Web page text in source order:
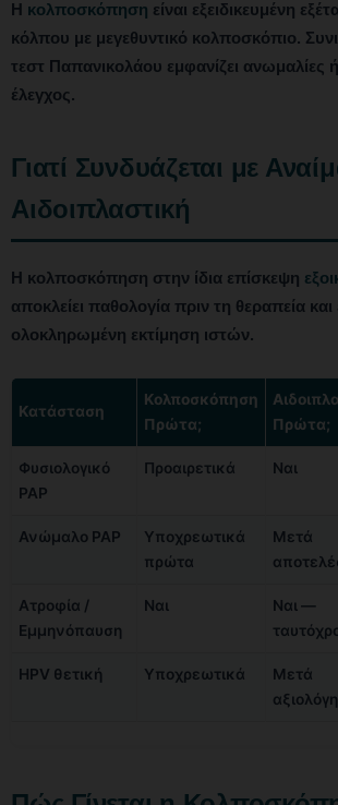
Η κολποσκόπηση είναι εξειδικευμένη
κόλπου με μεγεθυντικό κολποσκόπιο.
τεστ Παπανικολάου εμφανίζει ανωμαλίες
έλεγχος.
Γιατί Συνδυάζεται με
Αιδοιπλαστική
Η κολποσκόπηση στην ίδια επίσκεψη
αποκλείει παθολογία πριν τη θεραπεία και
ολοκληρωμένη εκτίμηση ιστών.
Κατάσταση
Κολποσκόπηση
Πρώτα;
Πρώτα;
Φυσιολογικό
PAP
Προαιρετικά Ναι
Ανώμαλο PAP
Υποχρεωτικά
πρώτα
Μετά
Ατροφία /
Εμμηνόπαυση
Ναι
Ναι —
HPV θετική Υποχρεωτικά
Μετά